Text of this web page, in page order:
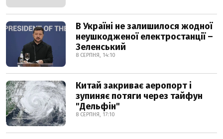
В Україні не залишилося жодної
неушкодженої електростанції –
Зеленський
8 СЕРПНЯ, 14:10
Китай закриває аеропорт і
зупиняє потяги через тайфун
"Дельфін"
8 СЕРПНЯ, 17:10